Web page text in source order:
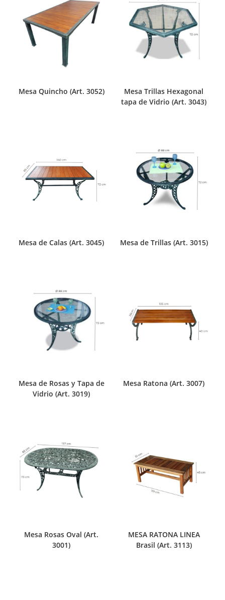
Mesa Quincho (Art. 3052)
Mesa Trillas Hexagonal
tapa de Vidrio (Art. 3043)
Mesa de Calas (Art. 3045) Mesa de Trillas (Art. 3015)
Mesa de Rosas y Tapa de
Vidrio (Art. 3019)
Mesa Ratona (Art. 3007)
Mesa Rosas Oval (Art.
3001)
MESA RATONA LINEA
Brasil (Art. 3113)